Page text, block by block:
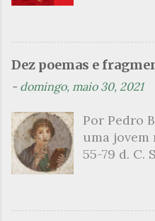
que
a partir
apresenta
nos quais
desnudam,
tom.
uma
Dez poemas e
- domingo, maio 30, 2021
Por Pedro
uma jovem
55-79 d. C.
grato é o